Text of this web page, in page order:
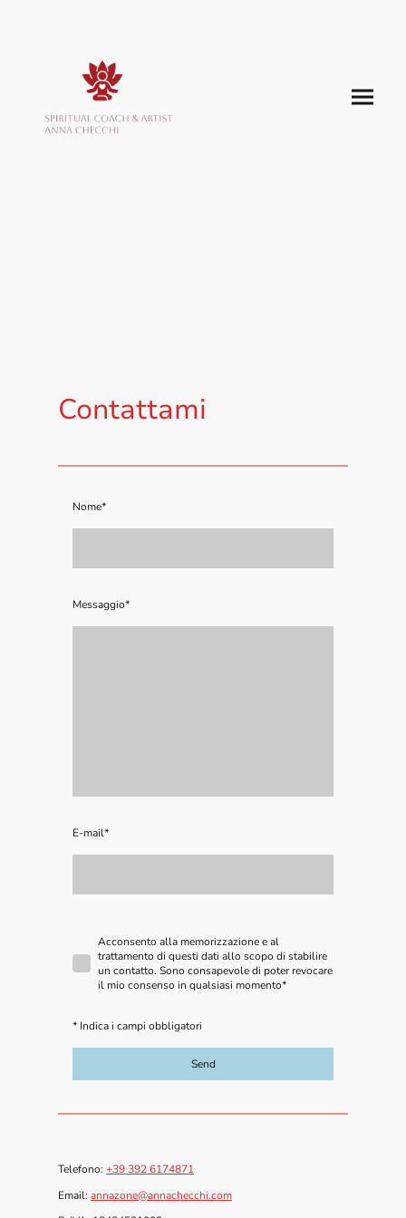
Contattami
Nome*
Messaggio*
E-mail*
Acconsento alla memorizzazione e al
trattamento di questi dati allo scopo di stabilire
un contatto. Sono consapevole di poter revocare
il mio consenso in qualsiasi momento*
* Indica i campi obbligatori
Send
Telefono: +39 392 6174871
Email: annazone@annachecchi.com